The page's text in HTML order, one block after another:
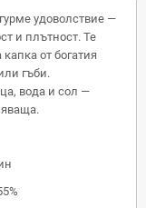
удоволствие —
и плътност. Те
от богатия
гъби.
вода и сол —